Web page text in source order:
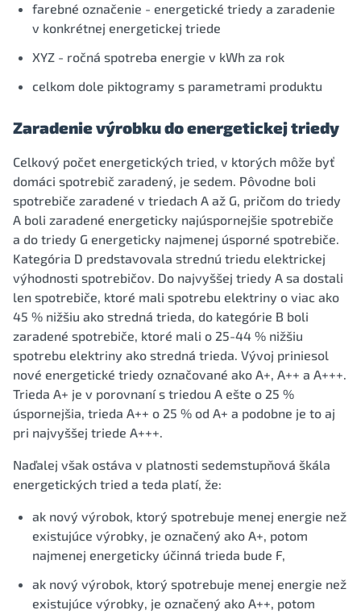
farebné označenie - energetické triedy a zaradenie
v konkrétnej energetickej triede
XYZ - ročná spotreba energie v kWh za rok
celkom dole piktogramy s parametrami produktu
Zaradenie výrobku do energetickej triedy
Celkový počet energetických tried, v ktorých môže byť
domáci spotrebič zaradený, je sedem. Pôvodne boli
spotrebiče zaradené v triedach A až G, pričom do triedy
A boli zaradené energeticky najúspornejšie spotrebiče
a do triedy G energeticky najmenej úsporné spotrebiče.
Kategória D predstavovala strednú triedu elektrickej
výhodnosti spotrebičov. Do najvyššej triedy A sa dostali
len spotrebiče, ktoré mali spotrebu elektriny o viac ako
45 % nižšiu ako stredná trieda, do kategórie B boli
zaradené spotrebiče, ktoré mali o 25-44 % nižšiu
spotrebu elektriny ako stredná trieda. Vývoj priniesol
nové energetické triedy označované ako A+, A++ a A+++.
Trieda A+ je v porovnaní s triedou A ešte o 25 %
úspornejšia, trieda A++ o 25 % od A+ a podobne je to aj
pri najvyššej triede A+++.
Naďalej však ostáva v platnosti sedemstupňová škála
energetických tried a teda platí, že:
ak nový výrobok, ktorý spotrebuje menej energie než
existujúce výrobky, je označený ako A+, potom
najmenej energeticky účinná trieda bude F,
ak nový výrobok, ktorý spotrebuje menej energie než
existujúce výrobky, je označený ako A++, potom